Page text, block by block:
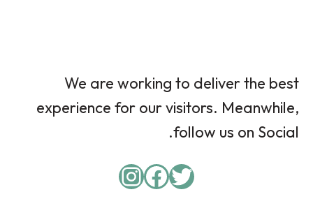
We are working to deliver the best
experience for our visitors. Meanwhile,
follow us on Social.
Twitter
Facebook
Instagram